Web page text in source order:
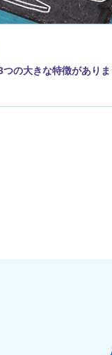
の大きな特徴がありま